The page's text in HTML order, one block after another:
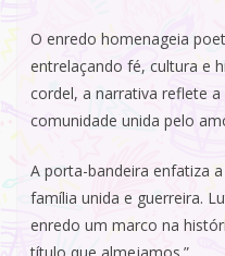
O enredo homenageia
entrelaçando fé, cultura e
cordel, a narrativa reflete a
comunidade unida pelo
A porta-bandeira enfatiza
família unida e guerreira.
enredo um marco na
título que almejamos.”